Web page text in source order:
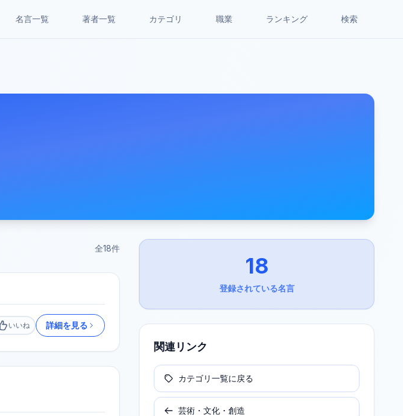
名言一覧 著者一覧 カテゴリ 職業 ランキング 検索
全18件
いいね
いいね 詳細を見る
18
登録されている名言
関連リンク
カテゴリ一覧に戻る
芸術・文化・創造